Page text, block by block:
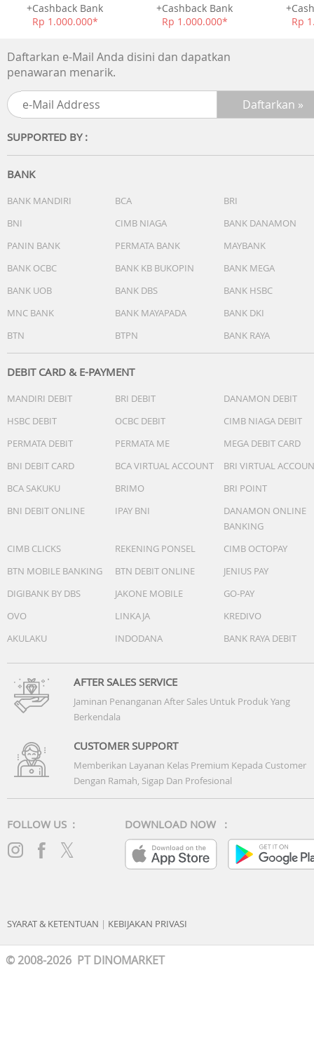
+Cashback Bank
Rp 1.000.000*
+Cashback Bank
Rp 1.000.000*
Rp
Daftarkan e-Mail Anda disini dan dapatkan
penawaran menarik.
SUPPORTED BY :
BANK
BANK MANDIRI BCA
BRI
BNI
CIMB NIAGA
BANK DANAMON
PANIN BANK
PERMATA BANK
MAYBANK
BANK OCBC
BANK KB BUKOPIN
BANK MEGA
BANK UOB
BANK DBS
BANK HSBC
MNC BANK
BANK MAYAPADA
BANK DKI
BTN
BTPN BANK RAYA
DEBIT CARD & E-PAYMENT
MANDIRI DEBIT BRI DEBIT
DANAMON DEBIT
HSBC DEBIT
OCBC DEBIT
CIMB NIAGA DEBIT
PERMATA DEBIT
PERMATA ME
MEGA DEBIT CARD
BNI DEBIT CARD
BCA VIRTUAL ACCOUNT
BRI VIRTUAL
BCA SAKUKU
BRIMO
BRI POINT
BNI DEBIT ONLINE
IPAY BNI
DANAMON ONLINE
BANKING
CIMB CLICKS
REKENING PONSEL
CIMB OCTOPAY
BTN MOBILE BANKING
BTN DEBIT ONLINE
JENIUS PAY
DIGIBANK BY DBS
JAKONE MOBILE
GO-PAY
OVO
LINKAJA
KREDIVO
AKULAKU
INDODANA BANK RAYA DEBIT
AFTER SALES SERVICE
Jaminan Penanganan After Sales Untuk Produk Yang
Berkendala
CUSTOMER SUPPORT
Memberikan Layanan Kelas Premium Kepada Customer
Dengan Ramah, Sigap Dan Profesional
FOLLOW US : DOWNLOAD NOW :
SYARAT & KETENTUAN | KEBIJAKAN PRIVASI
© 2008-2026 PT DINOMARKET